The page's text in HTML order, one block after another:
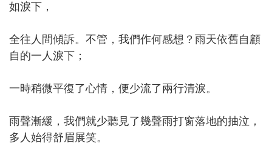
如淚下，
全往人間傾訴。不管，我們作何感想？雨天依舊自顧
自的一人淚下；
一時稍微平復了心情，便少流了兩行清淚。
雨聲漸緩，我們就少聽見了幾聲雨打窗落地的抽泣，
多人始得舒眉展笑。